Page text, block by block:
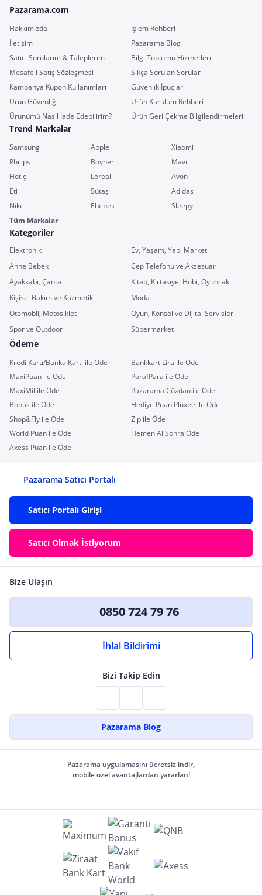
Pazarama.com
Hakkımızda
İşlem Rehberi
İletişim
Pazarama Blog
Satıcı Sorularım & Taleplerim
Bilgi Toplumu Hizmetleri
Mesafeli Satış Sözleşmesi
Sıkça Sorulan Sorular
Kampanya Kupon Kullanımları
Güvenlik İpuçları
Ürün Güvenliği
Ürün Kurulum Rehberi
Ürünümü Nasıl İade Edebilirim?
Ürün Geri Çekme Bilgilendirmeleri
Trend Markalar
Samsung Apple
Xiaomi
Philips
Boyner
Mavi
Hotiç
Loreal
Avon
Eti
Sütaş
Adidas
Nike
Ebebek
Sleepy
Tüm Markalar
Kategoriler
Elektronik
Ev, Yaşam, Yapı Market
Anne Bebek
Cep Telefonu ve Aksesuar
Ayakkabı, Çanta
Kitap, Kırtasiye, Hobi, Oyuncak
Kişisel Bakım ve Kozmetik
Moda
Otomobil, Motosiklet
Oyun, Konsol ve Dijital Servisler
Spor ve Outdoor
Süpermarket
Ödeme
Kredi Kartı/Banka Kartı ile Öde
Bankkart Lira ile Öde
MaxiPuan ile Öde
ParafPara ile Öde
MaxiMil ile Öde
Pazarama Cüzdan ile Öde
Bonus ile Öde
Hediye Puan Pluxee ile Öde
Shop&Fly ile Öde
Zip ile Öde
World Puan ile Öde
Hemen Al Sonra Öde
Axess Puan ile Öde
Pazarama Satıcı Portalı
Satıcı Portalı Girişi
Satıcı Olmak İstiyorum
Bize Ulaşın
0850 724 79 76
İhlal Bildirimi
Bizi Takip Edin
Pazarama Blog
Pazarama uygulamasını ücretsiz indir,
mobile özel avantajlardan yararlan!